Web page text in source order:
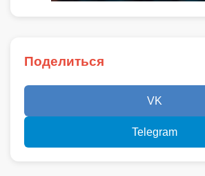
Поделиться
VK
Telegram